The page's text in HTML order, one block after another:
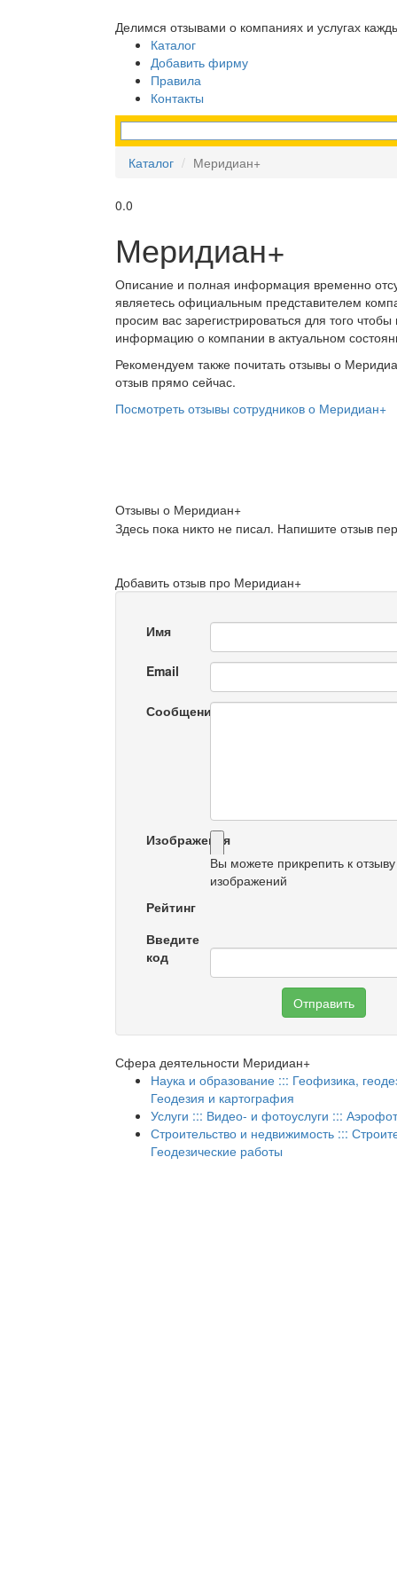
Делимся отзывами о компаниях и услугах
Каталог
Добавить фирму
Правила
Контакты
Каталог Меридиан+
0.0
Меридиан+
Описание и полная информация временно
являетесь официальным представителем
просим вас зарегистрироваться для того
информацию о компании в актуальном
Рекомендуем также почитать отзывы о
отзыв прямо сейчас.
Посмотреть отзывы сотрудников о Меридиан+
Отзывы о Меридиан+
Здесь пока никто не писал. Напишите отзыв
Добавить отзыв про Меридиан+
Имя
Email
Сообщение
Изображения
Вы можете прикрепить к
изображений
Рейтинг
Введите
код
Отправить
Сфера деятельности Меридиан+
Наука и образование ::: Геофизика,
Геодезия и картография
Услуги ::: Видео- и фотоуслуги :::
Строительство и недвижимость :::
Геодезические работы